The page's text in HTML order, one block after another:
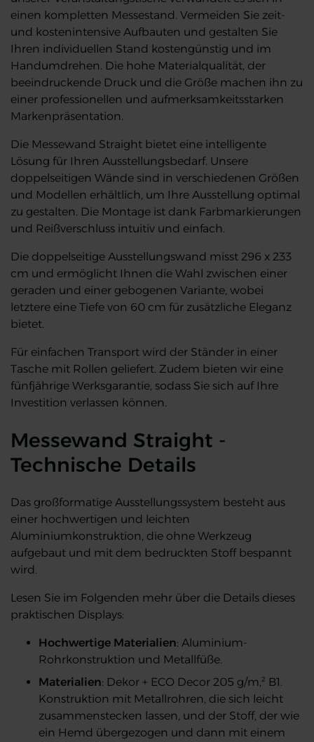
einen kompletten Messestand. Vermeiden Sie zeit-
und kostenintensive Aufbauten und gestalten Sie
Ihren individuellen Stand kostengünstig und im
Handumdrehen. Die hohe Materialqualität, der
beeindruckende Druck und die Größe machen ihn zu
einer professionellen und aufmerksamkeitsstarken
Markenpräsentation.
Die Messewand Straight bietet eine intelligente
Lösung für Ihren Ausstellungsbedarf. Unsere
doppelseitigen Wände sind in verschiedenen Größen
und Modellen erhältlich, um Ihre Ausstellung optimal
zu gestalten. Die Montage ist dank Farbmarkierungen
und Reißverschluss intuitiv und einfach.
Die doppelseitige Ausstellungswand misst 296 x 233
cm und ermöglicht Ihnen die Wahl zwischen einer
geraden und einer gebogenen Variante, wobei
letztere eine Tiefe von 60 cm für zusätzliche Eleganz
bietet.
Für einfachen Transport wird der Ständer in einer
Tasche mit Rollen geliefert. Zudem bieten wir eine
fünfjährige Werksgarantie, sodass Sie sich auf Ihre
Investition verlassen können.
Messewand Straight -
Technische Details
Das großformatige Ausstellungssystem besteht aus
einer hochwertigen und leichten
Aluminiumkonstruktion, die ohne Werkzeug
aufgebaut und mit dem bedruckten Stoff bespannt
wird.
Lesen Sie im Folgenden mehr über die Details dieses
praktischen Displays:
Hochwertige Materialien: Aluminium-
Rohrkonstruktion und Metallfüße.
Materialien: Dekor + ECO Decor 205 g/m,² B1.
Konstruktion mit Metallrohren, die sich leicht
zusammenstecken lassen, und der Stoff, der wie
ein Hemd übergezogen und dann mit einem